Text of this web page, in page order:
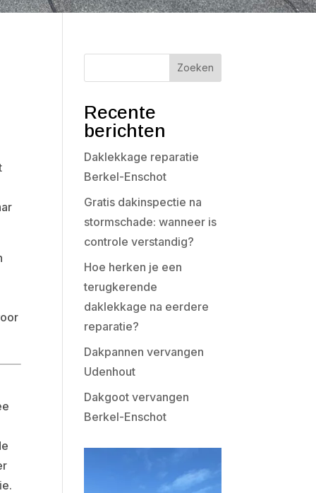
Zoeken
Recente
berichten
Daklekkage reparatie
Berkel-Enschot
Gratis dakinspectie na
stormschade: wanneer is
controle verstandig?
Hoe herken je een
terugkerende
daklekkage na eerdere
reparatie?
Dakpannen vervangen
Udenhout
Dakgoot vervangen
Berkel-Enschot